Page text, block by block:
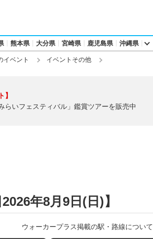
熊本県 大分県 宮崎県 鹿児島県 沖縄県
イベント イベントその他
】
らいフェスティバル」鑑賞ツアーを販売中
年8月9日(日)】
ウォーカープラス掲載の駅・路線について